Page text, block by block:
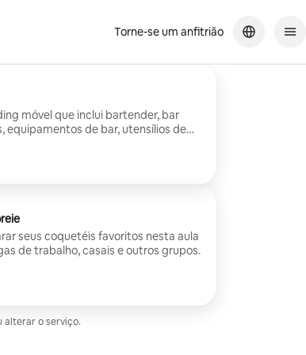
Torne-se um anfitrião
móvel que inclui bartender, bar
equipamentos de bar, utensílios de
seus coquetéis favoritos nesta aula
de trabalho, casais e outros grupos.
alterar o serviço.